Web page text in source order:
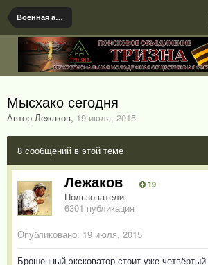
Военная археология
Мысхако сегодня
Автор Лежаков, 19 июля, 2015
8 сообщений в этой теме
Лежаков 19
Пользователи
6301 публикация
Опубликовано: 19 июля, 2015
Брошенный эксковатор стоит уже